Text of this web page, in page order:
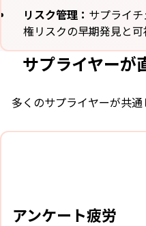
リスク管理： サプライ
権リスクの早期発見と
サプライヤーが
多くのサプライヤーが共
アンケート疲労